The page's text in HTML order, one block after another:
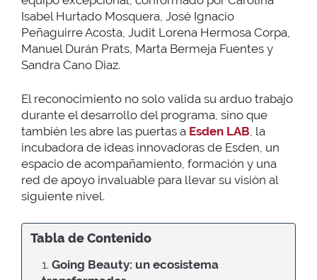
Isabel Hurtado Mosquera, José Ignacio
Peñaguirre Acosta, Judit Lorena Hermosa Corpa,
Manuel Durán Prats, Marta Bermeja Fuentes y
Sandra Cano Diaz.
El reconocimiento no solo valida su arduo trabajo
durante el desarrollo del programa, sino que
también les abre las puertas a Esden LAB, la
incubadora de ideas innovadoras de Esden, un
espacio de acompañamiento, formación y una
red de apoyo invaluable para llevar su visión al
siguiente nivel.
Tabla de Contenido
1. Going Beauty: un ecosistema